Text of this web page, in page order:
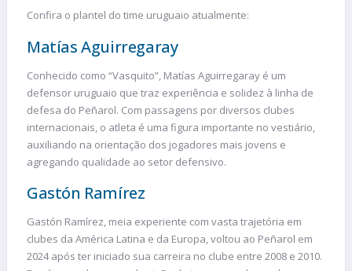
Confira o plantel do time uruguaio atualmente:
Matías Aguirregaray
Conhecido como “Vasquito”, Matías Aguirregaray é um
defensor uruguaio que traz experiência e solidez à linha de
defesa do Peñarol. Com passagens por diversos clubes
internacionais, o atleta é uma figura importante no vestiário,
auxiliando na orientação dos jogadores mais jovens e
agregando qualidade ao setor defensivo.
Gastón Ramírez
Gastón Ramírez, meia experiente com vasta trajetória em
clubes da América Latina e da Europa, voltou ao Peñarol em
2024 após ter iniciado sua carreira no clube entre 2008 e 2010.